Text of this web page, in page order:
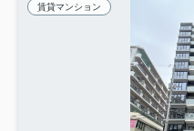
賃貸マンション